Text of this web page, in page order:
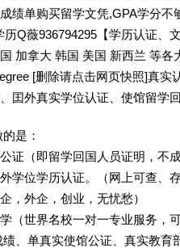
绩单购买留学文凭,GPA学分不
历Q薇936794295【学历认证、
国 加拿大 韩国 美国 新西兰 等
[删除请点击网页快照]真实
囯外真实学位认证、使馆留学
是：
证（即留学回国人员证明，不
学位学历认证。（网上可查、
，外企，创业，无忧愁）
（世界名校一对一专业服务，
、单真实使馆公证、真实教育